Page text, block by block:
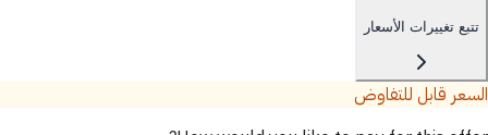
تتبع تغييرات الأسعار
السعر قابل للتفاوض